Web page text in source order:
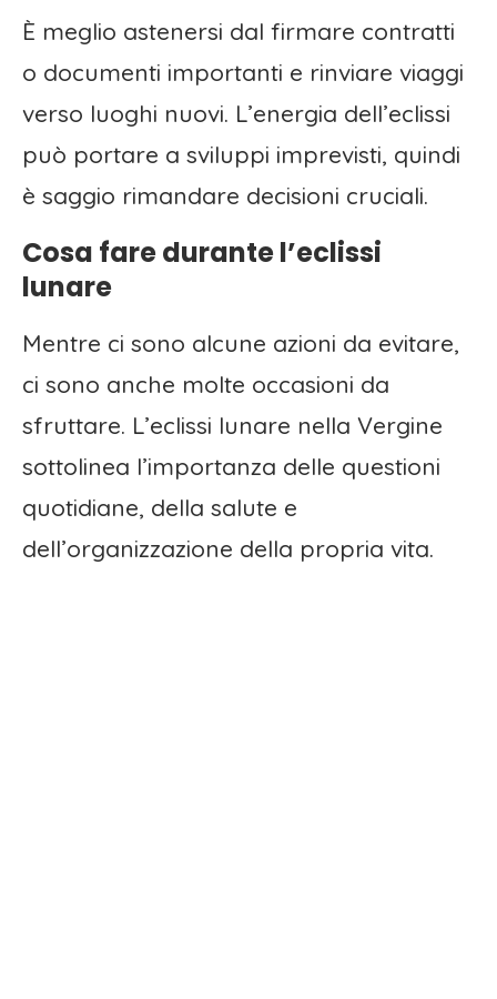
È meglio astenersi dal firmare contratti
o documenti importanti e rinviare viaggi
verso luoghi nuovi. L’energia dell’eclissi
può portare a sviluppi imprevisti, quindi
è saggio rimandare decisioni cruciali.
Cosa fare durante l’eclissi
lunare
Mentre ci sono alcune azioni da evitare,
ci sono anche molte occasioni da
sfruttare. L’eclissi lunare nella Vergine
sottolinea l’importanza delle questioni
quotidiane, della salute e
dell’organizzazione della propria vita.